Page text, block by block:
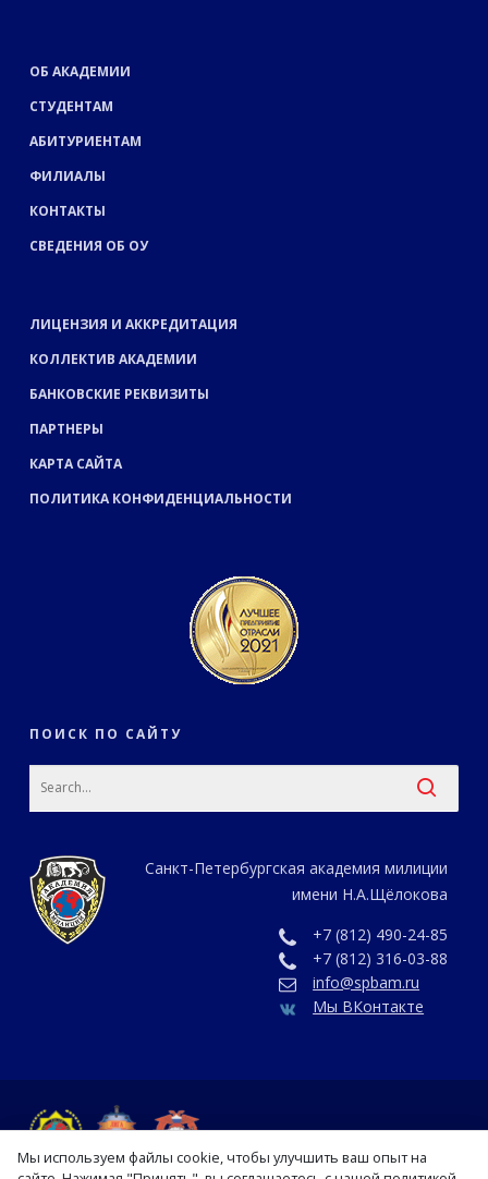
ОБ АКАДЕМИИ
СТУДЕНТАМ
АБИТУРИЕНТАМ
ФИЛИАЛЫ
КОНТАКТЫ
СВЕДЕНИЯ ОБ ОУ
ЛИЦЕНЗИЯ И АККРЕДИТАЦИЯ
КОЛЛЕКТИВ АКАДЕМИИ
БАНКОВСКИЕ РЕКВИЗИТЫ
ПАРТНЕРЫ
КАРТА САЙТА
ПОЛИТИКА КОНФИДЕНЦИАЛЬНОСТИ
ПОИСК ПО САЙТУ
Санкт-Петербургская академия милиции
имени Н.А.Щёлокова
+7 (812) 490-24-85
+7 (812) 316-03-88
info@spbam.ru
Мы ВКонтакте
Мы используем файлы cookie, чтобы улучшить ваш опыт на